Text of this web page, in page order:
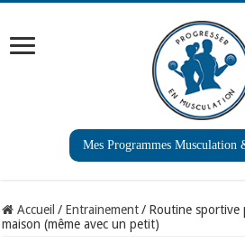
Mes Programmes Musculation
Accueil / Entrainement / Routine sportive
maison (même avec un petit)